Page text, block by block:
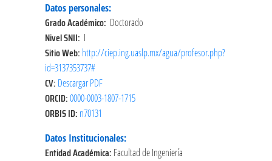
Datos personales:
Grado Académico: Doctorado
Nivel SNII: I
Sitio Web: http://ciep.ing.uaslp.mx/agua/profesor.php?
id=3137353737#
CV: Descargar PDF
ORCID:0000-0003-1807-1715
ORBIS ID: n70131
Datos Institucionales:
Entidad Académica: Facultad de Ingeniería